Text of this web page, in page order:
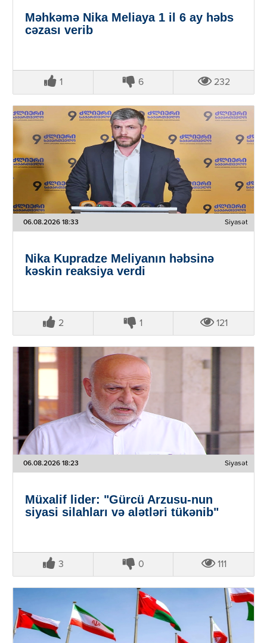
Məhkəmə Nika Meliaya 1 il 6 ay həbs
cəzası verib
1 6 232
06.08.2026 18:33 Siyasət
Nika Kupradze Meliyanın həbsinə
kəskin reaksiya verdi
2 1 121
06.08.2026 18:23 Siyasət
Müxalif lider: "Gürcü Arzusu-nun
siyasi silahları və alətləri tükənib"
3 0 111